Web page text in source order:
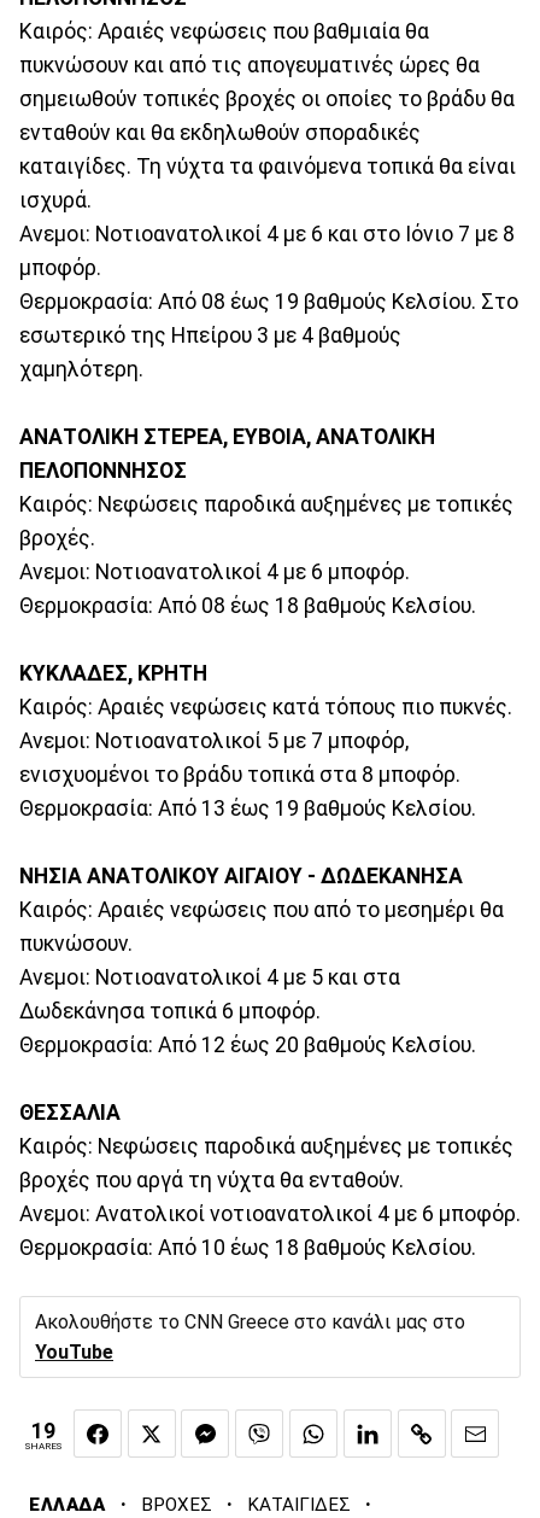
Καιρός: Αραιές νεφώσεις που βαθμιαία θα
πυκνώσουν και από τις απογευματινές ώρες θα
σημειωθούν τοπικές βροχές οι οποίες το βράδυ θα
ενταθούν και θα εκδηλωθούν σποραδικές
καταιγίδες. Τη νύχτα τα φαινόμενα τοπικά θα είναι
ισχυρά.
Ανεμοι: Νοτιοανατολικοί 4 με 6 και στο Ιόνιο 7 με 8
μποφόρ.
Θερμοκρασία: Από 08 έως 19 βαθμούς Κελσίου. Στο
εσωτερικό της Ηπείρου 3 με 4 βαθμούς
χαμηλότερη.
ΑΝΑΤΟΛΙΚΗ ΣΤΕΡΕΑ, ΕΥΒΟΙΑ, ΑΝΑΤΟΛΙΚΗ
ΠΕΛΟΠΟΝΝΗΣΟΣ
Καιρός: Νεφώσεις παροδικά αυξημένες με τοπικές
βροχές.
Ανεμοι: Νοτιοανατολικοί 4 με 6 μποφόρ.
Θερμοκρασία: Από 08 έως 18 βαθμούς Κελσίου.
ΚΥΚΛΑΔΕΣ, ΚΡΗΤΗ
Καιρός: Αραιές νεφώσεις κατά τόπους πιο πυκνές.
Ανεμοι: Νοτιοανατολικοί 5 με 7 μποφόρ,
ενισχυομένοι το βράδυ τοπικά στα 8 μποφόρ.
Θερμοκρασία: Από 13 έως 19 βαθμούς Κελσίου.
ΝΗΣΙΑ ΑΝΑΤΟΛΙΚΟΥ ΑΙΓΑΙΟΥ - ΔΩΔΕΚΑΝΗΣΑ
Καιρός: Αραιές νεφώσεις που από το μεσημέρι θα
πυκνώσουν.
Ανεμοι: Νοτιοανατολικοί 4 με 5 και στα
Δωδεκάνησα τοπικά 6 μποφόρ.
Θερμοκρασία: Από 12 έως 20 βαθμούς Κελσίου.
ΘΕΣΣΑΛΙΑ
Καιρός: Νεφώσεις παροδικά αυξημένες με τοπικές
βροχές που αργά τη νύχτα θα ενταθούν.
Ανεμοι: Ανατολικοί νοτιοανατολικοί 4 με 6 μποφόρ.
Θερμοκρασία: Από 10 έως 18 βαθμούς Κελσίου.
Ακολουθήστε το CNN Greece στο κανάλι μας στο
YouTube
19
SHARES
ΕΛΛΑΔΑ · ΒΡΟΧΕΣ · ΚΑΤΑΙΓΙΔΕΣ ·